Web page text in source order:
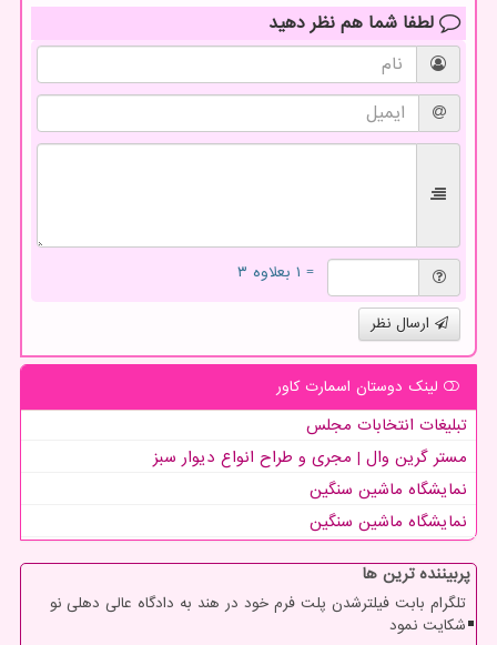
لطفا شما هم نظر دهید
= ۱ بعلاوه ۳
ارسال نظر
لینک دوستان اسمارت كاور
تبلیغات انتخابات مجلس
مستر گرین وال | مجری و طراح انواع دیوار سبز
نمایشگاه ماشین سنگین
نمایشگاه ماشین سنگین
پربیننده ترین ها
تلگرام بابت فیلترشدن پلت فرم خود در هند به دادگاه عالی دهلی نو
شکایت نمود